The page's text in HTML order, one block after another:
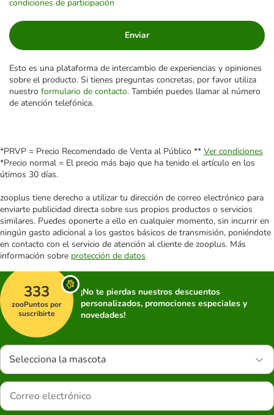
condiciones de participación
Enviar
Esto es una plataforma de intercambio de experiencias y opiniones
sobre el producto. Si tienes preguntas concretas, por favor utiliza
nuestro formulario de contacto. También puedes llamar al número
de atención telefónica.
*PRVP = Precio Recomendado de Venta al Público ** Ver condiciones
*Precio normal = El precio más bajo que ha tenido el artículo en los
útimos 30 días.
zooplus tiene derecho a utilizar tu dirección de correo electrónico para
enviarte publicidad directa sobre sus propios productos o servicios
similares. Puedes oponerte a ello en cualquier momento, sin incurrir en
ningún gasto adicional a los gastos básicos de transmisión, poniéndote
en contacto con el servicio de atención al cliente de zooplus. Más
información sobre protección de datos
333
zooPuntos por
suscribirte
¡No te pierdas nuestros descuentos
personalizados, promociones especiales y
novedades!
Selecciona la mascota